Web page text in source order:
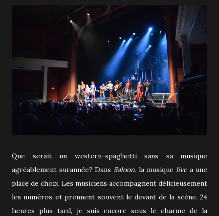
Que serait un western-spaghetti sans sa musique
agréablement surannée? Dans Saloon, la musique livea une
place de choix. Les musiciens accompagnent délicieusement
les numéros et prennent souvent le devant de la scène. 24
heures plus tard, je suis encore sous le charme de la